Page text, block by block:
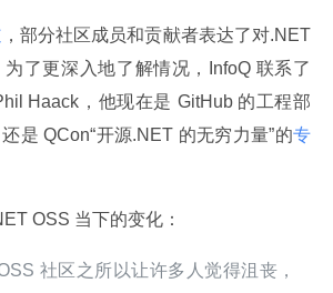
，部分社区成员和贡献者表达了对.NET
了更深入地了解情况，InfoQ 联系了
Haack，他现在是 GitHub 的工程部
是 QCon“开源.NET 的无穷力量”的专
OSS 当下的变化：
社区之所以让许多人觉得沮丧，